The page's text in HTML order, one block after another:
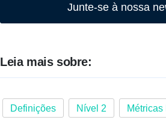
Junte-se à nossa
Leia mais sobre:
Definições Nível 2 Métricas